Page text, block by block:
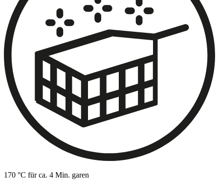
170 °C für ca. 4 Min. garen